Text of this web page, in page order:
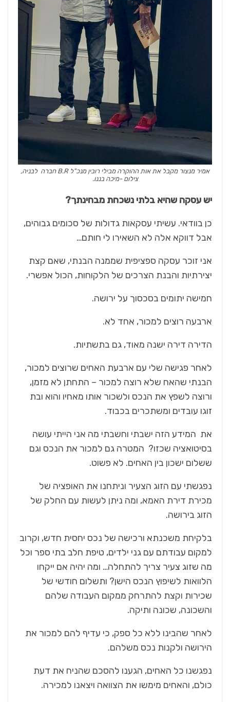
אמיר מנצור מקבל את אות ההוקרה מבילי רובין מנכ"ל B.R חברה לבניה,
צילום -מיכה בננו.
יש עסקה שהיא בלתי נשכחת מבחינתך?
כן בוודאי. עשיתי עסקאות גדולות של סכומים גבוהים,
אבל דווקא אלה לא השאירו לי חותם…
אני זוכר עסקה ספציפית שממנה הבנתי, שאם קצת
יצירתיות והבנת הצרכים של הלקוחות, הכול אפשרי.
חמישה יתומים בסכסוך על ירושה.
ארבעה רוצים למכור, אחד לא.
הדירה דירה ישנה מאוד, גם בתשתיות.
לאחר פגישה שלי עם ארבעת האחים שרוצים למכור,
הבנתי שהאח שלא רוצה למכור – התחתן לא מזמן,
ורוצה לשפץ את הנכס ולשכור אותו מאחיו והוא ובת
זוגו עובדים ומשתכרים בכבוד.
את המידע הזה ישבתי וחשבתי מה אני הייתי עושה
בסיטואציה שכזו? המטרה גם למכור את הנכס וגם
ששלום ישכון בין האחים. לא פשוט.
נפגשתי עם הזוג הצעיר וניתחנו את האופציה של
מכירת דירת האמא, ומה ניתן לעשות עם החלק של
הזוג בירושה.
בלקיחת משכנתא ורכישה של נכס יחסית חדש, וקרוב
למקום עבודתם עם גני ילדים, טיפת חלב בתי ספר וכל
מה שזוג צעיר צריך להתחלה… ומה יהיה אם ייקחו
הלוואות לשיפוץ הנכס הישן? ותשלום חודשי של
שכירות וקצת להתרחק ממקום העבודה שלהם
והשכונה, שכונה ותיקה.
לאחר שהבינו ללא כל ספק, כי עדיף להם למכור את
הירושה ולקנות נכס משלהם.
נפגשנו כל האחים, הגענו להסכם שהניח את דעת
כולם, והאחים מימשו את הצוואה ויצאנו למכירה.